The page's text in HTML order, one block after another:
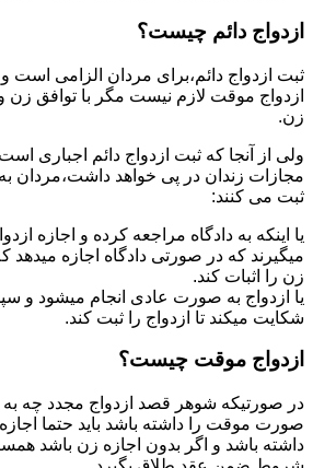
ازدواج دائم چیست؟
ثبت ازدواج دائم،برای مردان الزامی است
ازدواج موقت لازم نیست مگر با توافق زن
زن.
ولی از آنجا که ثبت ازدواج دائم اجباری
مجازات زندان در پی خواهد داشت،مردان
ثبت می کنند:
یا اینکه به دادگاه مراجعه کرده و اجازه
میگیرند که در صورتی دادگاه اجازه میدهد
زن را اثبات کند.
یا ازدواج به صورت عادی انجام میشود و
شکایت میکند تا ازدواج را ثبت کند.
ازدواج موقت چیست؟
در صورتیکه شوهر قصد ازدواج مجدد چه
صورت موقت را داشته باشد باید حتما
داشته باشد و اگر بدون اجازه زن باشد همسر